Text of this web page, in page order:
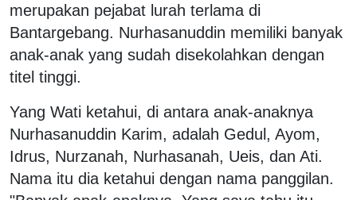
merupakan pejabat lurah terlama di
Bantargebang. Nurhasanuddin memiliki banyak
anak-anak yang sudah disekolahkan dengan
titel tinggi.
Yang Wati ketahui, di antara anak-anaknya
Nurhasanuddin Karim, adalah Gedul, Ayom,
Idrus, Nurzanah, Nurhasanah, Ueis, dan Ati.
Nama itu dia ketahui dengan nama panggilan.